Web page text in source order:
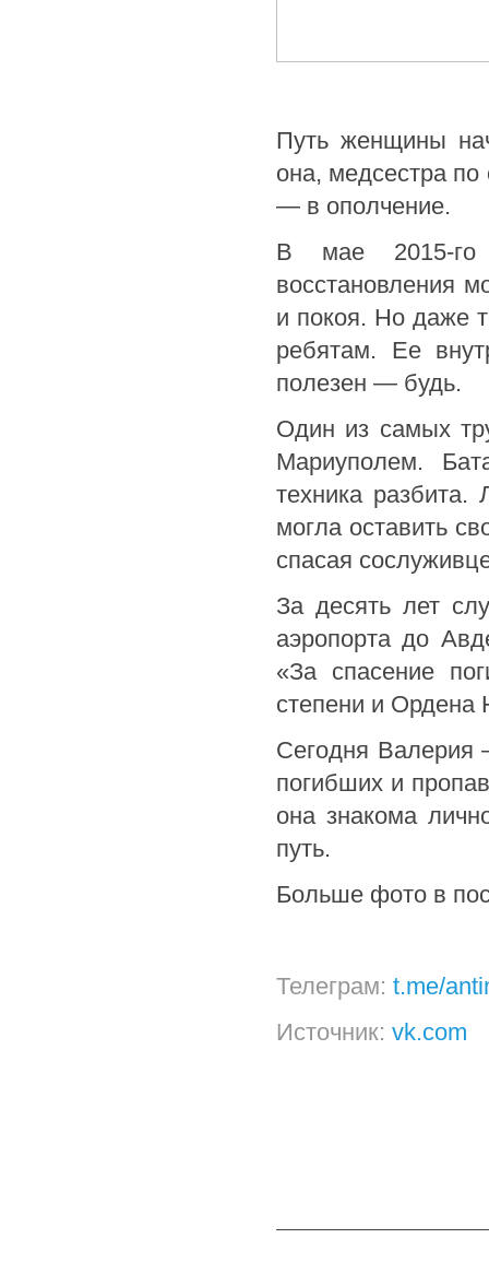
Путь женщины
она, медсестра
— в ополчение.
В мае 2015-го
восстановления
и покоя. Но даже
ребятам. Ее
полезен — будь.
Один из самых
Мариуполем.
техника
могла оставить
спасая
За десять лет
аэропорта до
«За спасение
степени и Ордена
Сегодня Валерия
погибших и
она знакома
путь.
Больше фото в
Телеграм: t.me/
Источник: vk.com